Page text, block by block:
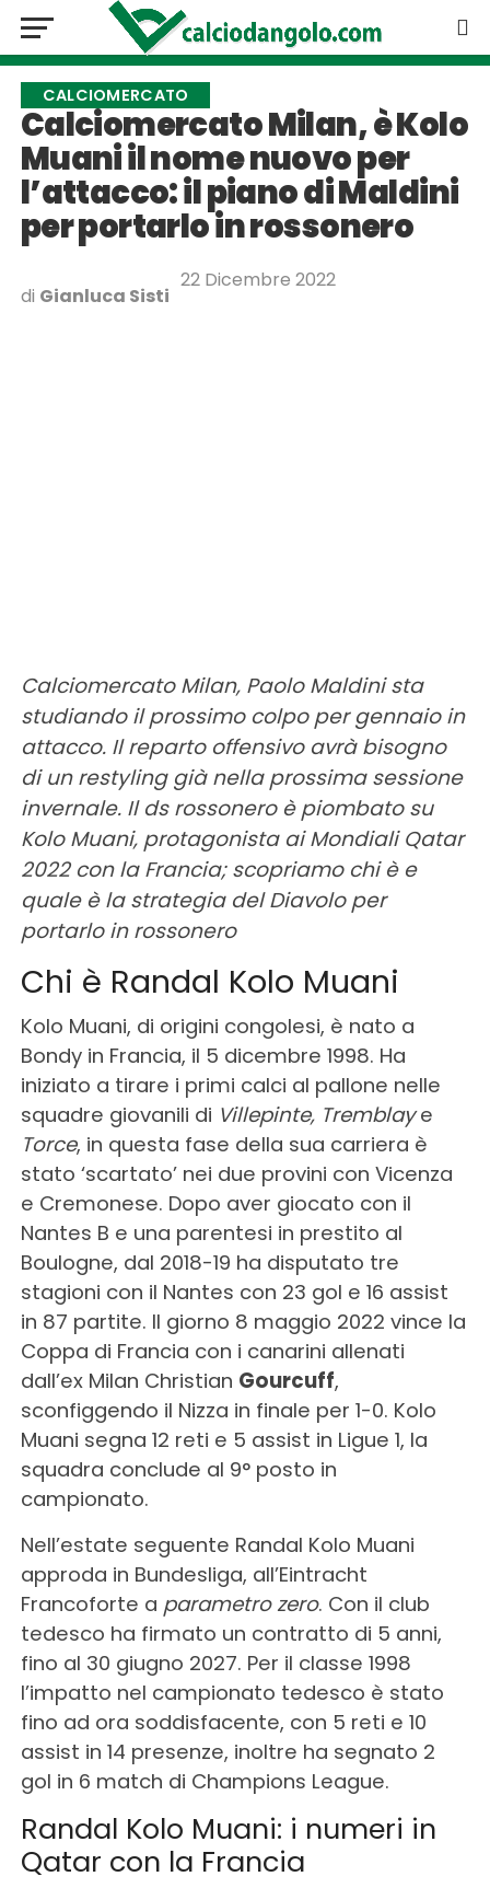
CALCIOMERCATO
Calciomercato Milan, è Kolo
Muani il nome nuovo per
l’attacco: il piano di Maldini
per portarlo in rossonero
di Gianluca Sisti
22 Dicembre 2022
Calciomercato Milan, Paolo Maldini sta
studiando il prossimo colpo per gennaio in
attacco. Il reparto offensivo avrà bisogno
di unrestyling già nella prossima sessione
invernale. Il ds rossonero è piombato su
Kolo Muani, protagonista ai Mondiali Qatar
2022 con la Francia; scopriamo chi è e
quale è la strategia delDiavoloper
portarlo in rossonero
Chi è Randal Kolo Muani
Kolo Muani, di origini congolesi, è nato a
Bondy in Francia, il 5 dicembre 1998. Ha
iniziato a tirare i primi calci al pallone nelle
squadre giovanili di Villepinte, Tremblaye
Torce, in questa fase della sua carriera è
stato ‘scartato’ nei due provini con Vicenza
e Cremonese. Dopo aver giocato con il
Nantes B e una parentesi in prestito al
Boulogne, dal 2018-19 ha disputato tre
stagioni con il Nantes con 23 gol e 16 assist
in 87 partite. Il giorno 8 maggio 2022 vince la
Coppa di Francia con i canarini allenati
dall’ex Milan Christian Gourcuff,
sconfiggendo il Nizza in finale per 1-0. Kolo
Muani segna 12 reti e 5 assist in Ligue 1, la
squadra conclude al 9° posto in
campionato.
Nell’estate seguente Randal Kolo Muani
approda in Bundesliga, all’Eintracht
Francoforte a parametro zero. Con il club
tedesco ha firmato un contratto di 5 anni,
fino al 30 giugno 2027. Per il classe 1998
l’impatto nel campionato tedesco è stato
fino ad ora soddisfacente, con 5 reti e 10
assist in 14 presenze, inoltre ha segnato 2
gol in 6 match di Champions League.
Randal Kolo Muani: i numeri in
Qatar con la Francia